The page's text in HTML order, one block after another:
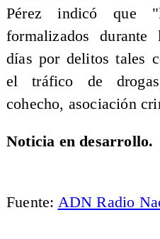
Pérez indicó que
formalizados
días por delitos tales
el tráfico de
cohecho, asociación
Noticia en desarrollo.
​Fuente: ADN Radio